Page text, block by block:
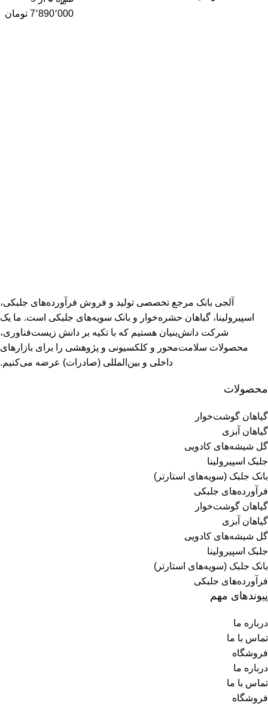
7٬890٬000 تومان
آلجی بانک مرجع تخصصی تولید و فروش فرآورده‌های جلبکی،
اسپیرولینا، گیاهان حشره‌خوار و بانک سویه‌های جلبکی است. ما یک
شرکت دانش‌بنیان هستیم که با تکیه بر دانش زیست‌فناوری،
محصولات سلامت‌محور و کلکسیونی و پژوهشی را برای بازارهای
داخلی و بین‌المللی (صادرات) عرضه می‌کنیم.
محصولات
گیاهان گوشت‌خوار
گیاهان آبزی
گل شیشه‌های کادویی
جلبک اسپیرولینا
بانک جلبک (سویه‌های استارتر)
فرآورده‌های جلبکی
گیاهان گوشت‌خوار
گیاهان آبزی
گل شیشه‌های کادویی
جلبک اسپیرولینا
بانک جلبک (سویه‌های استارتر)
فرآورده‌های جلبکی
پیوندهای مهم
درباره ما
تماس با ما
فروشگاه
درباره ما
تماس با ما
فروشگاه